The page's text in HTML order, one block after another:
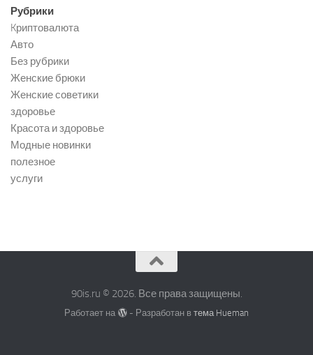
Рубрики
Kриптовалюта
Авто
Без рубрики
Женские брюки
Женские советики
здоровье
Красота и здоровье
Модные новинки
полезное
услуги
90is.ru © 2026. Все права защищены.
Работает на - Разработан в тема Hueman